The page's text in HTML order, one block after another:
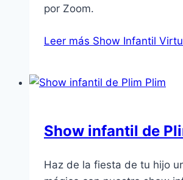
por Zoom.
Leer más Show Infantil
Show infantil de
Haz de la fiesta de tu hijo